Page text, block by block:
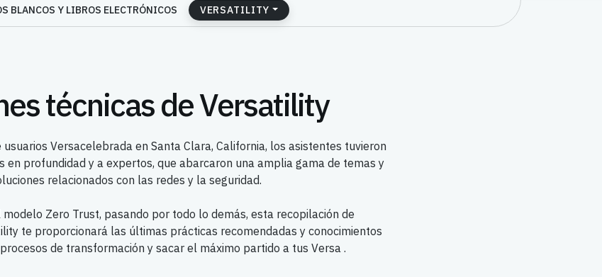
BLANCOS Y LIBROS ELECTRÓNICOS
VERSATILITY
técnicas de Versatility
Versacelebrada en Santa Clara, California, los asistentes tuvieron
en profundidad y a expertos, que abarcaron una amplia gama de temas y
relacionados con las redes y la seguridad.
Zero Trust, pasando por todo lo demás, esta recopilación de
te proporcionará las últimas prácticas recomendadas y conocimientos
de transformación y sacar el máximo partido a tus Versa .